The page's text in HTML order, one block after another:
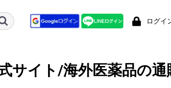
ログイ
サイト/海外医薬品の